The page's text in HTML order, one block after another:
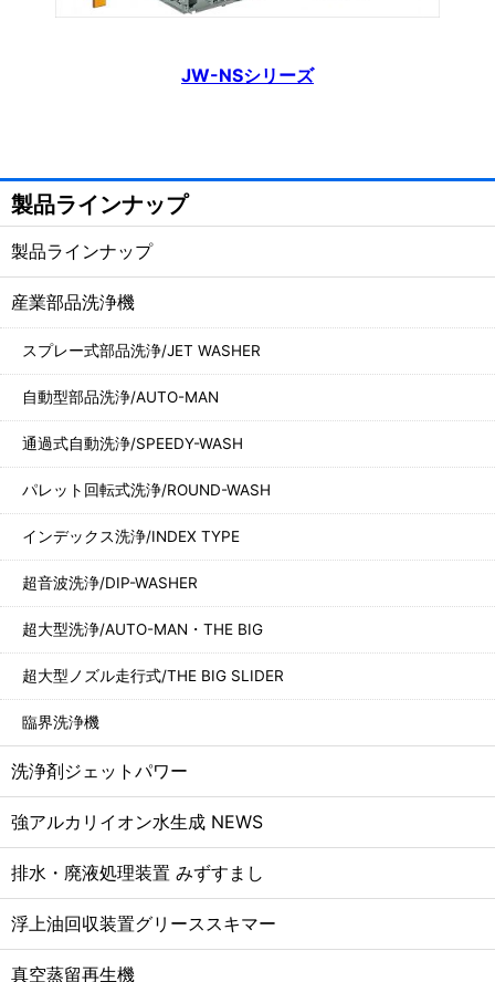
JW-NSシリーズ
製品ラインナップ
製品ラインナップ
産業部品洗浄機
スプレー式部品洗浄/JET WASHER
自動型部品洗浄/AUTO-MAN
通過式自動洗浄/SPEEDY-WASH
パレット回転式洗浄/ROUND-WASH
インデックス洗浄/INDEX TYPE
超音波洗浄/DIP-WASHER
超大型洗浄/AUTO-MAN・THE BIG
超大型ノズル走行式/THE BIG SLIDER
臨界洗浄機
洗浄剤ジェットパワー
強アルカリイオン水生成 NEWS
排水・廃液処理装置 みずすまし
浮上油回収装置グリーススキマー
真空蒸留再生機